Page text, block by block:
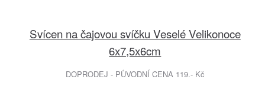
Svícen na čajovou svíčku Veselé Velikonoce
6x7,5x6cm
DOPRODEJ - PŮVODNÍ CENA 119.- Kč